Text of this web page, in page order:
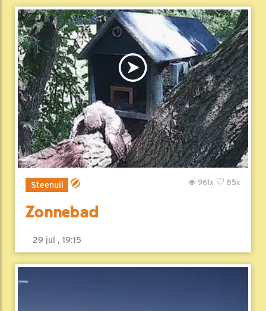
Steenuil 85x
961x
Zonnebad
29 jul , 19:15